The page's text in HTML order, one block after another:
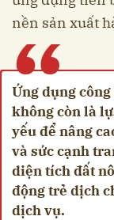
nền sản xuất
“
Ứng dụng
không còn là
yếu để nâng
và sức cạnh
diện tích đất
động trẻ dịch
dịch vụ.